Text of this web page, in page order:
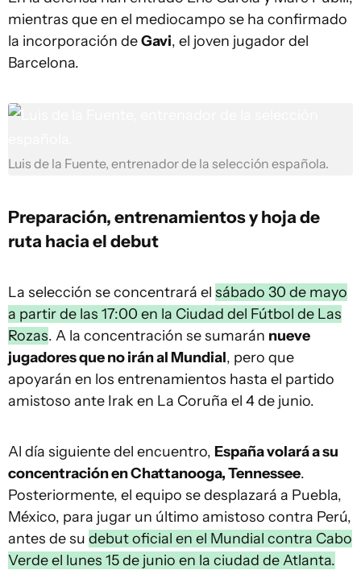
mientras que en el mediocampo se ha confirmado
la incorporación deGavi, el joven jugador del
Barcelona.
Luis de la Fuente, entrenador de la selección española.
Preparación, entrenamientos y hoja de
ruta hacia el debut
La selección se concentrará el sábado 30 de mayo
a partir de las 17:00 en la Ciudad del Fútbol de Las
Rozas. A la concentración se sumarán nueve
jugadores que no irán al Mundial, pero que
apoyarán en los entrenamientos hasta el partido
amistoso ante Irak en La Coruña el 4 de junio.
Al día siguiente del encuentro, España volará a su
concentración en Chattanooga, Tennessee.
Posteriormente, el equipo se desplazará a Puebla,
México, para jugar un último amistoso contra Perú,
antes de su debut oficial en el Mundial contra Cabo
Verde el lunes 15 de junio en la ciudad de Atlanta.